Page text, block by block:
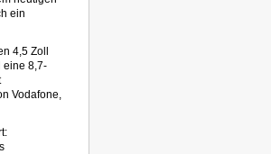
ein
4,5 Zoll
eine 8,7-
Vodafone,